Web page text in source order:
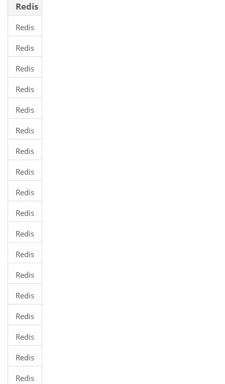
Redis
教程
Redis
Redis
入门
Redis
安装
Redis
Redis
类型
Redis
Redis
Redis
串
Redis
Redis
Redis
集合
Redis
订阅
Redis
Redis
Redis
器
Redis
Redis
Redis